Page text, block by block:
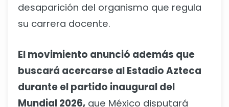
desaparición del organismo que regula
su carrera docente.
El movimiento anunció además que
buscará acercarse al Estadio Azteca
durante el partido inaugural del
Mundial 2026, que México disputará